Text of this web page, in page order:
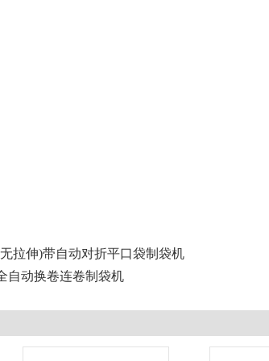
拉伸)带自动对折平口袋制袋机
自动换卷连卷制袋机